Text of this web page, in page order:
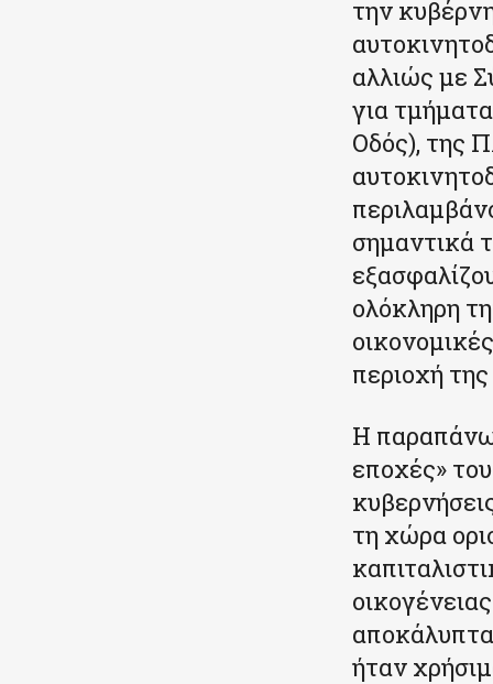
την
αλλιώς με
για
Οδός), της
σημαντικά
ολόκληρη
περιοχή
Η παραπάνω
εποχές»
τη χώρα
ήταν